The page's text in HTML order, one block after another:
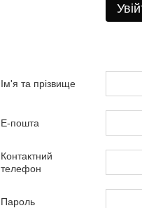
Ім'я та прізвище
Е-пошта
Контактний
телефон
Пароль